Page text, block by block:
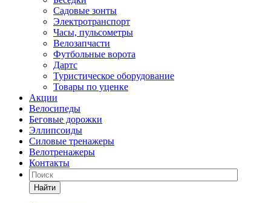
Садовые зонты
Электротранспорт
Часы, пульсометры
Велозапчасти
Футбольные ворота
Дартс
Туристическое оборудование
Товары по уценке
Акции
Велосипеды
Беговые дорожки
Эллипсоиды
Силовые тренажеры
Велотренажеры
Контакты
Найти